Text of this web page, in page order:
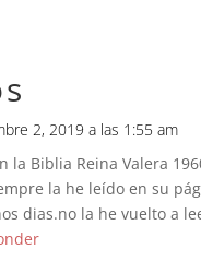
2, 2019 a las 1:55 am
la Biblia Reina Valera
la he leído en su
dias.no la he vuelto a